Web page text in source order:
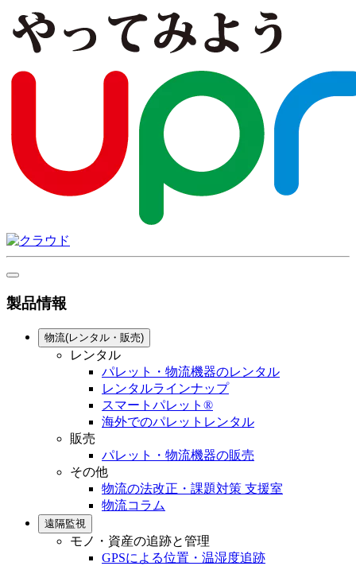
製品情報
物流(レンタル・販売)
レンタル
パレット・物流機器のレンタル
レンタルラインナップ
スマートパレット®
海外でのパレットレンタル
販売
パレット・物流機器の販売
その他
物流の法改正・課題対策 支援室
物流コラム
遠隔監視
モノ・資産の追跡と管理
GPSによる位置・温湿度追跡